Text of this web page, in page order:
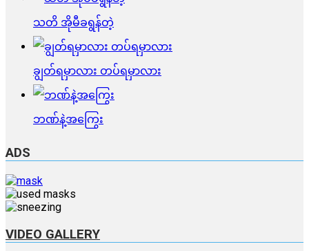
သတိ အိုမီခရွန်တဲ့
ချွတ်ရမှာလား တပ်ရမှာလား
ဘဏ်နဲ့အကြွေး
ADS
VIDEO GALLERY